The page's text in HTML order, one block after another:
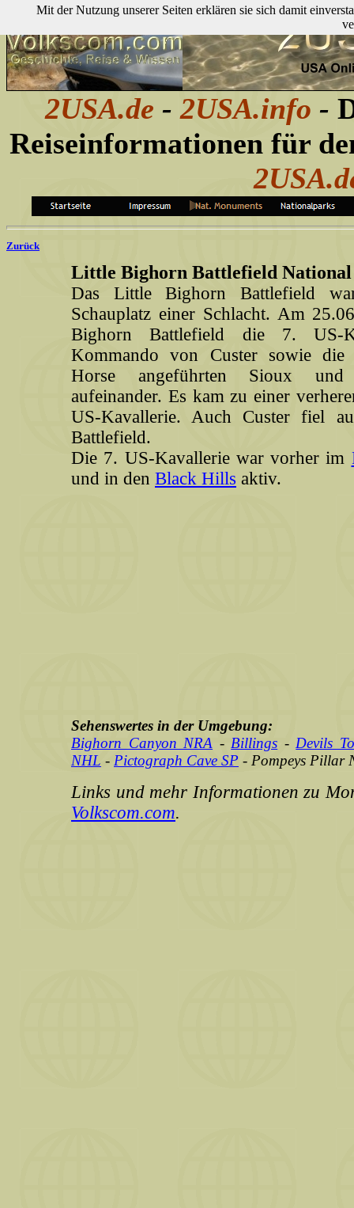
2USA.de - 2USA.info -
Reiseinformationen für
Zurück
Little Bighorn Battlefield
Das Little Bighorn Battlefield
Schauplatz einer Schlacht. Am
Bighorn Battlefield die 7. US-
Kommando von Custer sowie
Horse angeführten Sioux und
aufeinander. Es kam zu einer
US-Kavallerie. Auch Custer fiel
Battlefield.
Die 7. US-Kavallerie war vorher im
und in den Black Hills aktiv.
Sehenswertes in der Umgebung:
Bighorn Canyon NRA - Billings - Devils
NHL - Pictograph Cave SP - Pompeys Pillar
Links und mehr Informationen zu
Volkscom.com.
Mit der Nutzung unserer Seiten erklären sie sich damit